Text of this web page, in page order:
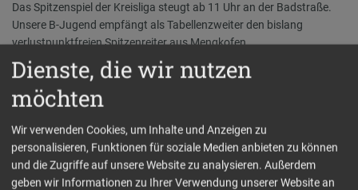
Das Spitzenspiel der Kreisliga steugt ab 11 Uhr an der Badstraße.
Unsere B-Jugend empfängt als Tabellenzweiter den bislang
verlustpunktfreien Spitzenreiter aus Mengkofen.
13.00 Uhr
TSV II - SV Obersüßbach
Nach dem Punktgewinn gegen Altheim soll für die Truppe von
Markus Oettl auch gegen Obersüßbach etwas Zählbares her.
Dienste, die wir nutzen
möchten
Wir verwenden Cookies, um Inhalte und Anzeigen zu
personalisieren, Funktionen für soziale Medien anbieten zu können
und die Zugriffe auf unsere Website zu analysieren. Außerdem
geben wir Informationen zu Ihrer Verwendung unserer Website an